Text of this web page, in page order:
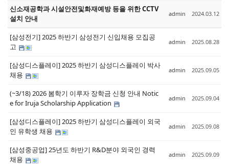
신소재공학과 시설안전및화재예방 등을 위한 CCTV
설치 안내
admin 2024.03.12
[삼성전기] 2025 하반기 삼성전기 신입채용 모집공
고
admin 2025.08.28
[삼성디스플레이] 2025 하반기 삼성디스플레이 박사
채용
admin 2025.09.05
(~3/18) 2026 봄학기 이루자 장학금 신청 안내 Notic
e for Iruja Scholarship Application
admin 2025.09.04
[삼성디스플레이] 2025 하반기 삼성디스플레이 외국
인 유학생 채용
admin 2025.09.08
[삼성중공업] 25년도 하반기 R&D분야 외국인 경력
채용
admin 2025.09.09